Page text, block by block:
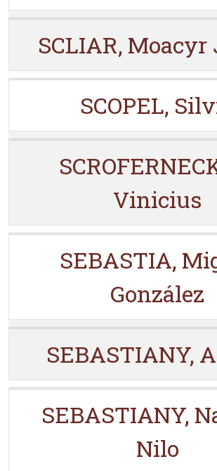
SCLIAR, Moacyr
SCOPEL,
Vinicius
SEBASTIA,
González
SEBASTIANY,
SEBASTIANY,
Nilo